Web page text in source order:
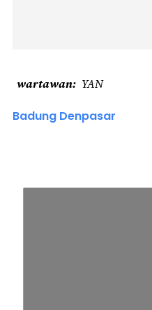
wartawan YAN
Badung Denpasar